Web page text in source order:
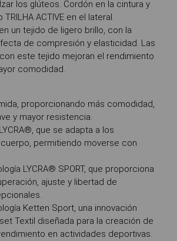
los glúteos. Cordón en la cintura y
ACTIVE en el lateral.
un tejido de ligero brillo, con la
de compresión y elasticidad. Las
este tejido mejoran el rendimiento
comodidad.
proporcionando más comodidad,
y mayor resistencia.
que se adapta a los
permitiendo moverse con
LYCRA® SPORT, que proporciona
ajuste y libertad de
Ketten Sport, una innovación
Textil diseñada para la creación de
en actividades deportivas.